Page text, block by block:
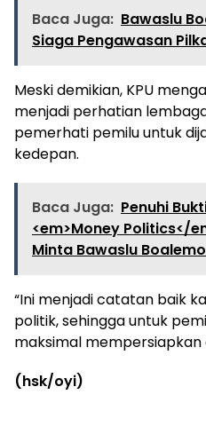
Baca Juga: Bawaslu
Siaga Pengawasan
Meski demikian, KPU
menjadi perhatian
pemerhati pemilu untuk
kedepan.
Baca Juga: Penuhi
<em>Money Politics</
Minta Bawaslu
“Ini menjadi catatan baik
politik, sehingga untuk
maksimal mempersiapkan
(hsk/oyi)